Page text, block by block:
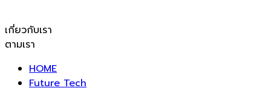
เกี่ยวกับเรา
ตามเรา
HOME
Future Tech